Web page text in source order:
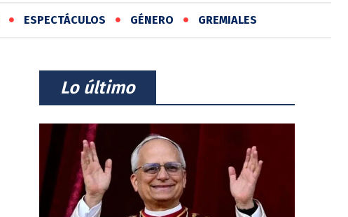
ESPECTÁCULOS GÉNERO GREMIALES
⠀Lo último⠀